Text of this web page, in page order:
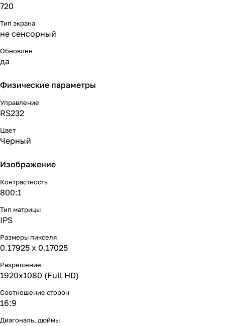
720
Тип экрана
не сенсорный
Обновлен
да
Физические параметры
Управление
RS232
Цвет
Черный
Изображение
Контрастность
800:1
Тип матрицы
IPS
Размеры пикселя
0.17925 x 0.17025
Разрешение
1920x1080 (Full HD)
Соотношение сторон
16:9
Диагональ, дюймы